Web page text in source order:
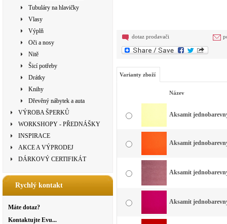
Tubuláry na hlavičky
Vlasy
Výplň
Oči a nosy
Nitě
Šicí potřeby
Drátky
Knihy
Dřevěný nábytek a auta
VÝROBA ŠPERKŮ
WORKSHOPY - PŘEDNÁŠKY
INSPIRACE
AKCE A VÝPRODEJ
DÁRKOVÝ CERTIFIKÁT
Rychlý kontakt
Máte dotaz?
Kontaktujte Evu...
dotaz prodavači
Varianty zboží
Název
Aksamit
Aksamit
Aksamit
Aksamit